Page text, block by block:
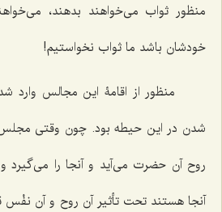
منظور ثواب می‌خواهند بدهند،
خودشان باشد ما ثواب نخواستیم!
منظور از اقامۀ این مجالس وارد
شدن در این حیطه بود. چون وقتی مجلس
روح آن حضرت می‌آید و آنجا را می‌گیرد
آنجا هستند تحت تأثیر آن روح و آن نفْس